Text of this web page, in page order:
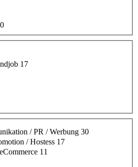
17
/ PR / Werbung 30
/ Hostess 17
11